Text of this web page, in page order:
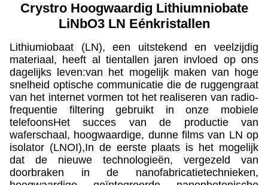
Crystro Hoogwaardig Lithiumniobate
LiNbO3 LN Eénkristallen
Lithiumiobaat (LN), een uitstekend en veelzijdig
materiaal, heeft al tientallen jaren invloed op ons
dagelijks leven:van het mogelijk maken van hoge
snelheid optische communicatie die de ruggengraat
van het internet vormen tot het realiseren van radio-
frequentie filtering gebruikt in onze mobiele
telefoonsHet succes van de productie van
waferschaal, hoogwaardige, dunne films van LN op
isolator (LNOI),In de eerste plaats is het mogelijk
dat de nieuwe technologieën, vergezeld van
doorbraken in de nanofabricatietechnieken,